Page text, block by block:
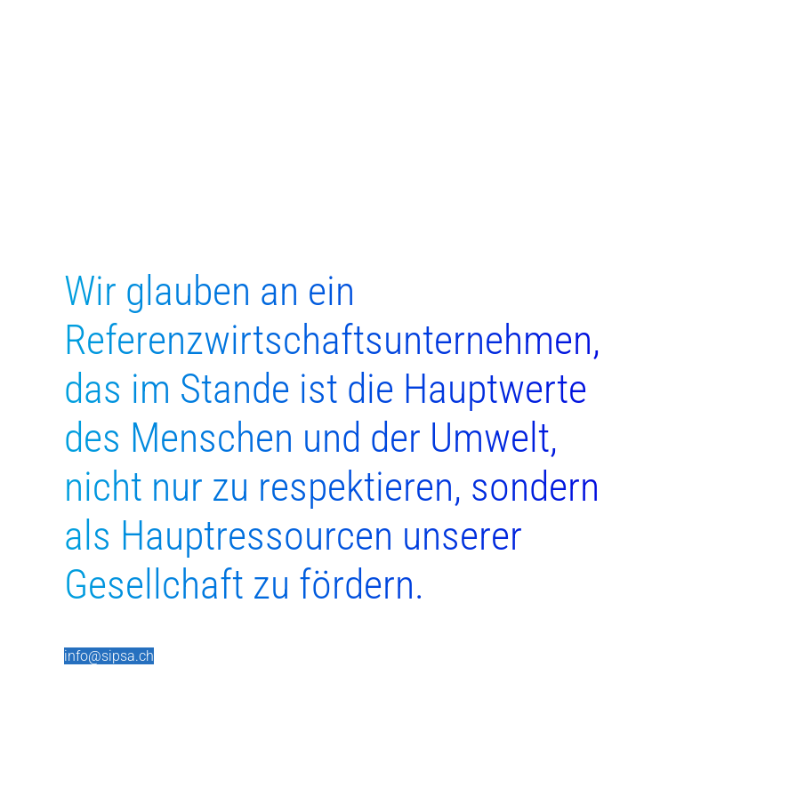
Wir glauben an ein
Referenzwirtschaftsunternehmen,
das im Stande ist die Hauptwerte
des Menschen und der Umwelt,
nicht nur zu respektieren, sondern
als Hauptressourcen unserer
Gesellchaft zu fördern.
info@sipsa.ch